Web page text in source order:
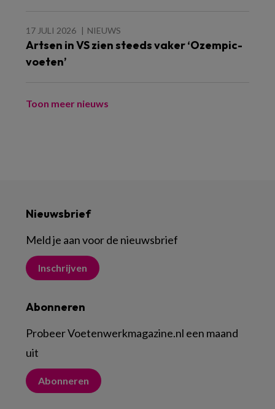
17 JULI 2026 NIEUWS
Artsen in VS zien steeds vaker ‘Ozempic-
voeten’
Toon meer nieuws
Nieuwsbrief
Meld je aan voor de nieuwsbrief
Inschrijven
Abonneren
Probeer Voetenwerkmagazine.nl een maand
uit
Abonneren